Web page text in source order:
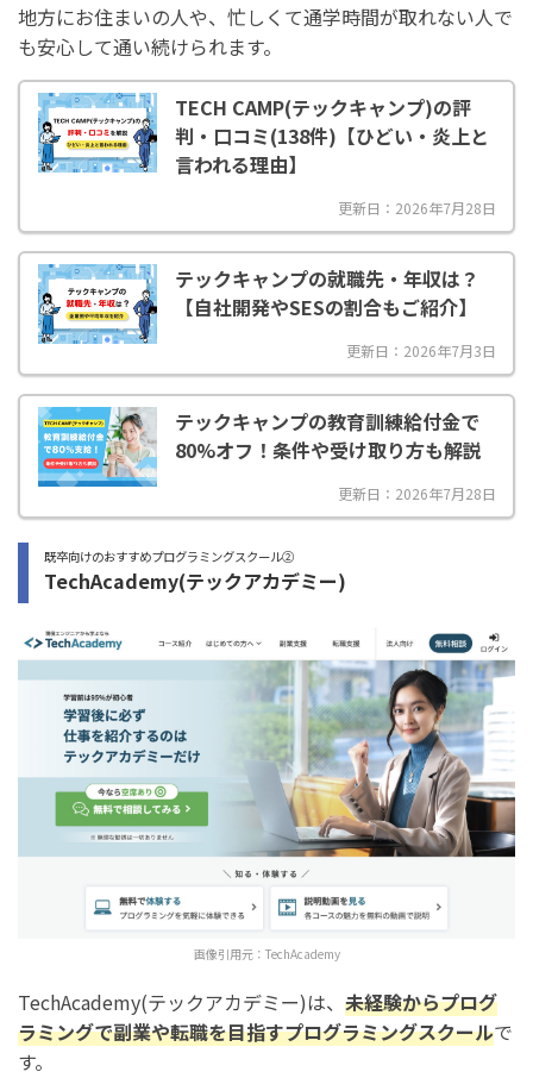
地方にお住まいの人や、忙しくて通学時間が取れない人で
も安心して通い続けられます。
TECH CAMP(テックキャンプ)の評
判・口コミ(138件)【ひどい・炎上と
言われる理由】
更新日：2026年7月28日
テックキャンプの就職先・年収は？
【自社開発やSESの割合もご紹介】
更新日：2026年7月3日
テックキャンプの教育訓練給付金で
80%オフ！条件や受け取り方も解説
更新日：2026年7月28日
既卒向けのおすすめプログラミングスクール②
TechAcademy(テックアカデミー)
画像引用元： TechAcademy
TechAcademy(テックアカデミー)は、 未経験からプログ
ラミングで副業や転職を目指すプログラミングスクールで
す。